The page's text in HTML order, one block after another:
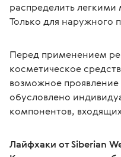
распределить
Только для наружного
Перед применением
косметическое
возможное
обусловлено
компонентов,
Лайфхаки от Siberian